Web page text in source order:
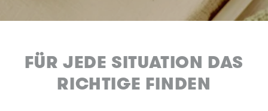
FÜR JEDE SITUATION DAS
RICHTIGE FINDEN